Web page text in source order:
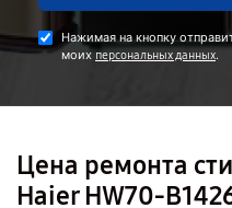
Нажимая на кнопку
моих персональных данных.
Цена ремонта
Haier HW70-